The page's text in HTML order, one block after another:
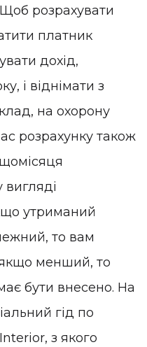
розрахувати
платник
дохід,
і віднімати з
на охорону
розрахунку також
утриманий
то вам
менший, то
бути внесено. На
гід по
з якого